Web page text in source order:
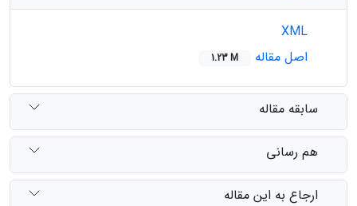
اصل مقاله
1.23 M
سابقه مقاله
هم رسانی
ارجاع به این مقاله